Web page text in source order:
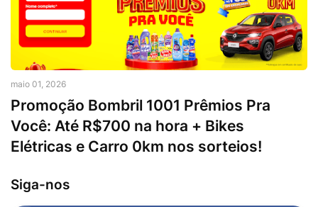
maio 01, 2026
Promoção Bombril 1001 Prêmios Pra
Você: Até R$700 na hora + Bikes
Elétricas e Carro 0km nos sorteios!
Siga-nos